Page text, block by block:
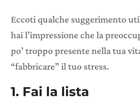
Eccoti qualche suggerimento
hai l’impressione che la
po’ troppo presente nella tua
“fabbricare” il tuo stress.
1. Fai la lista